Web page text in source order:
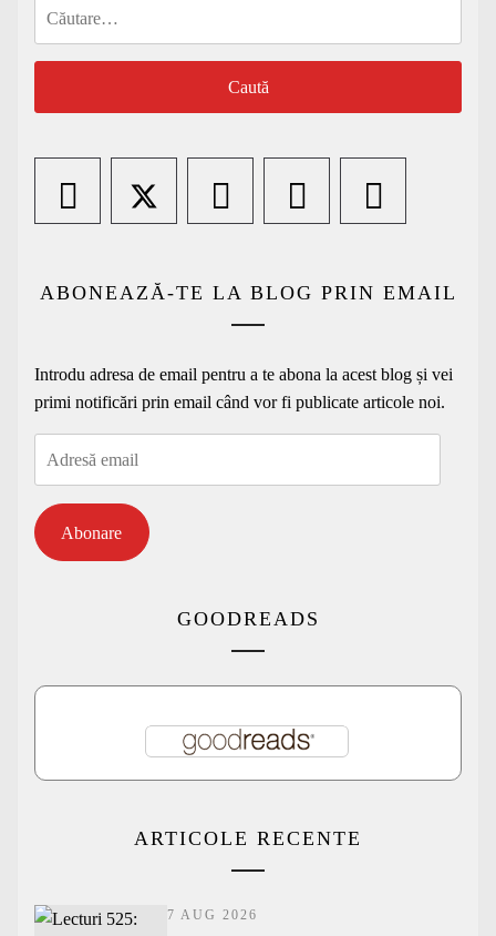
ABONEAZĂ-TE LA BLOG PRIN EMAIL
Introdu adresa de email pentru a te abona la acest blog și vei
primi notificări prin email când vor fi publicate articole noi.
Abonare
GOODREADS
ARTICOLE RECENTE
7 AUG 2026